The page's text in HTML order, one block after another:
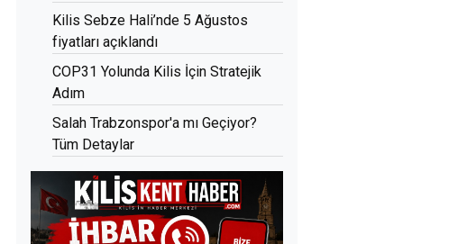
Kilis Sebze Hali’nde 5 Ağustos
fiyatları açıklandı
COP31 Yolunda Kilis İçin Stratejik
Adım
Salah Trabzonspor'a mı Geçiyor?
Tüm Detaylar